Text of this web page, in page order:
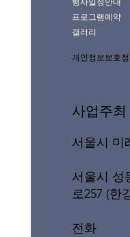
프로그램예약
갤러리
개인정보보호
사업주최
서울시 미
서울시 성
로257 (한
전화